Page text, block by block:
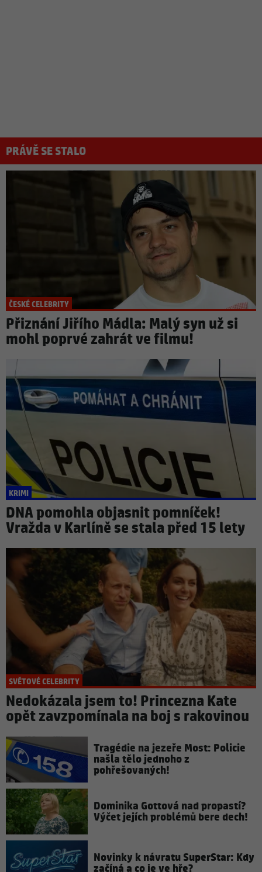
PRÁVĚ SE STALO
ČESKÉ CELEBRITY
Přiznání Jiřího Mádla: Malý syn už si
mohl poprvé zahrát ve filmu!
KRIMI
DNA pomohla objasnit pomníček!
Vražda v Karlíně se stala před 15 lety
SVĚTOVÉ CELEBRITY
Nedokázala jsem to! Princezna Kate
opět zavzpomínala na boj s rakovinou
Tragédie na jezeře Most: Policie
našla tělo jednoho z
pohřešovaných!
Dominika Gottová nad propastí?
Výčet jejích problémů bere dech!
Novinky k návratu SuperStar: Kdy
začíná a co je ve hře?